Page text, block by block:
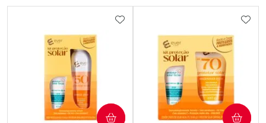
ADICIONAR AOS FAVORITOS
COMPRAR COMPRAR